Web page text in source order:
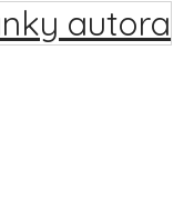
autora